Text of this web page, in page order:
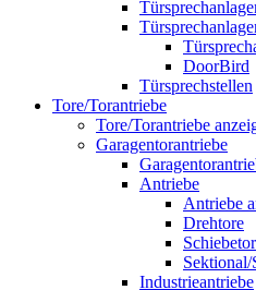
DoorBird
Türsprechstellen
Tore/Torantriebe
Tore/Torantriebe
Garagentorantriebe
Antriebe
Antriebe
Drehtore
Industrieantriebe